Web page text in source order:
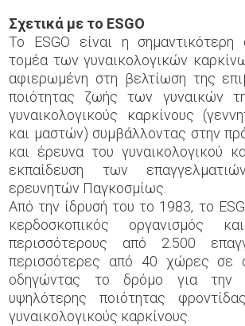
Σχετικά με το ESGO
Το ESGO είναι η
τομέα των γυναικολογικών
αφιερωμένη στη βελτίωση της
ποιότητας ζωής των γυναικών
γυναικολογικούς καρκίνους
και μαστών) συμβάλλοντας στην
και έρευνα του γυναικολογικού
εκπαίδευση των
ερευνητών Παγκοσμίως.
Από την ίδρυσή του το 1983, το
κερδοσκοπικός οργανισμός
περισσότερους από 2.500
περισσότερες από 40 χώρες σε
οδηγώντας το δρόμο για την
υψηλότερης ποιότητας
γυναικολογικούς καρκίνους.